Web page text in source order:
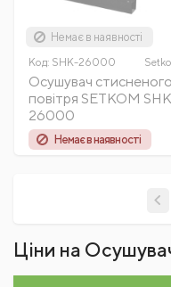
Немає в наявності
Код: SHK-26000
Осушувач стисненого
повітря SETKOM
26000
Немає в наявності
Ціни на